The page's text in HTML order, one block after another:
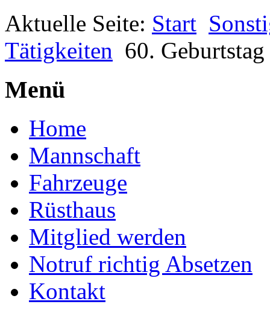
Aktuelle Seite: Start
Tätigkeiten 60.
Menü
Home
Mannschaft
Fahrzeuge
Rüsthaus
Mitglied werden
Notruf richtig Absetzen
Kontakt